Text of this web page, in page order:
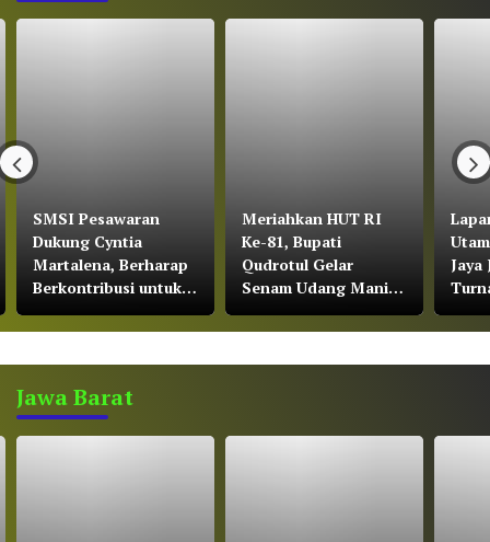
SMSI Pesawaran
Dukung Cyntia
Martalena, Berharap
Berkontribusi untuk
KNMP Pesawaran
Meriahkan HUT RI
Ke-81, Bupati
Qudrotul Gelar
Senam Udang Manis
di Kawasan Wisata
Cakat Raya
Jaya
Jawa Barat